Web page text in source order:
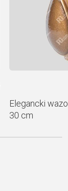
Elegancki
30 cm